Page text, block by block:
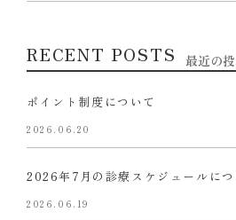
RECENT POSTS 最近の
ポイント制度について
2026.06.20
2026年7月の診療スケジュールにつ
2026.06.19